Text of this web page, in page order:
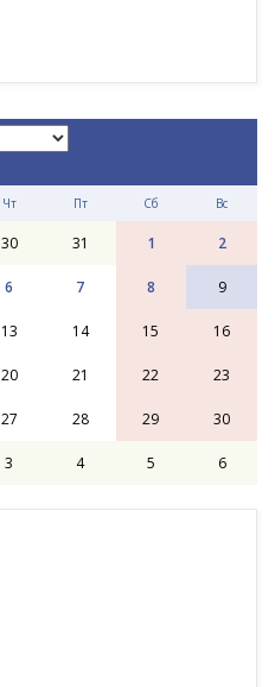
Чт Пт Сб Вс
30 31 1 2
6 7 8 9
13 14 15 16
20 21 22 23
27 28 29 30
3 4 5 6